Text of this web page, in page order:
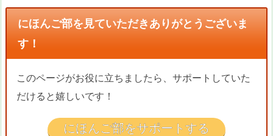
にほんご部を見ていただきありがとうございま
す！
このページがお役に立ちましたら、サポートしていた
だけると嬉しいです！
にほんご部をサポートする